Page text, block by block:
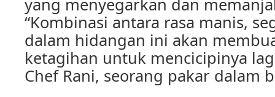
yang menyegarkan dan
“Kombinasi antara rasa manis,
dalam hidangan ini akan
ketagihan untuk mencicipinya
Chef Rani, seorang pakar dalam